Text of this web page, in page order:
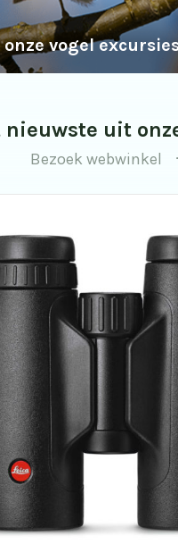
vogel
nieuwste uit
Bezoek webwinkel